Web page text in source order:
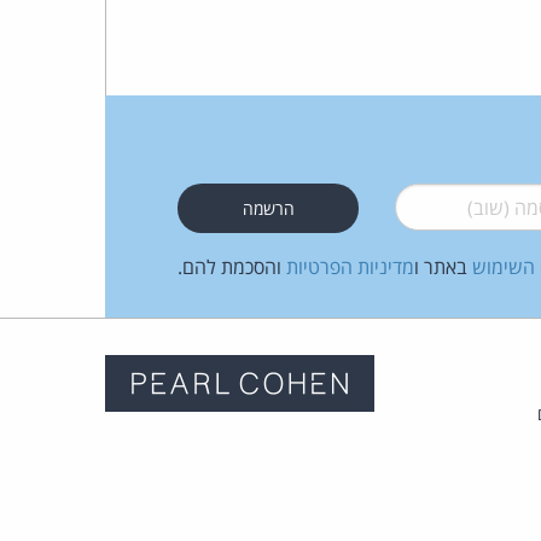
(שוב)*
השימוש באתר ומדיניות הפרטיות והסכמת להם.